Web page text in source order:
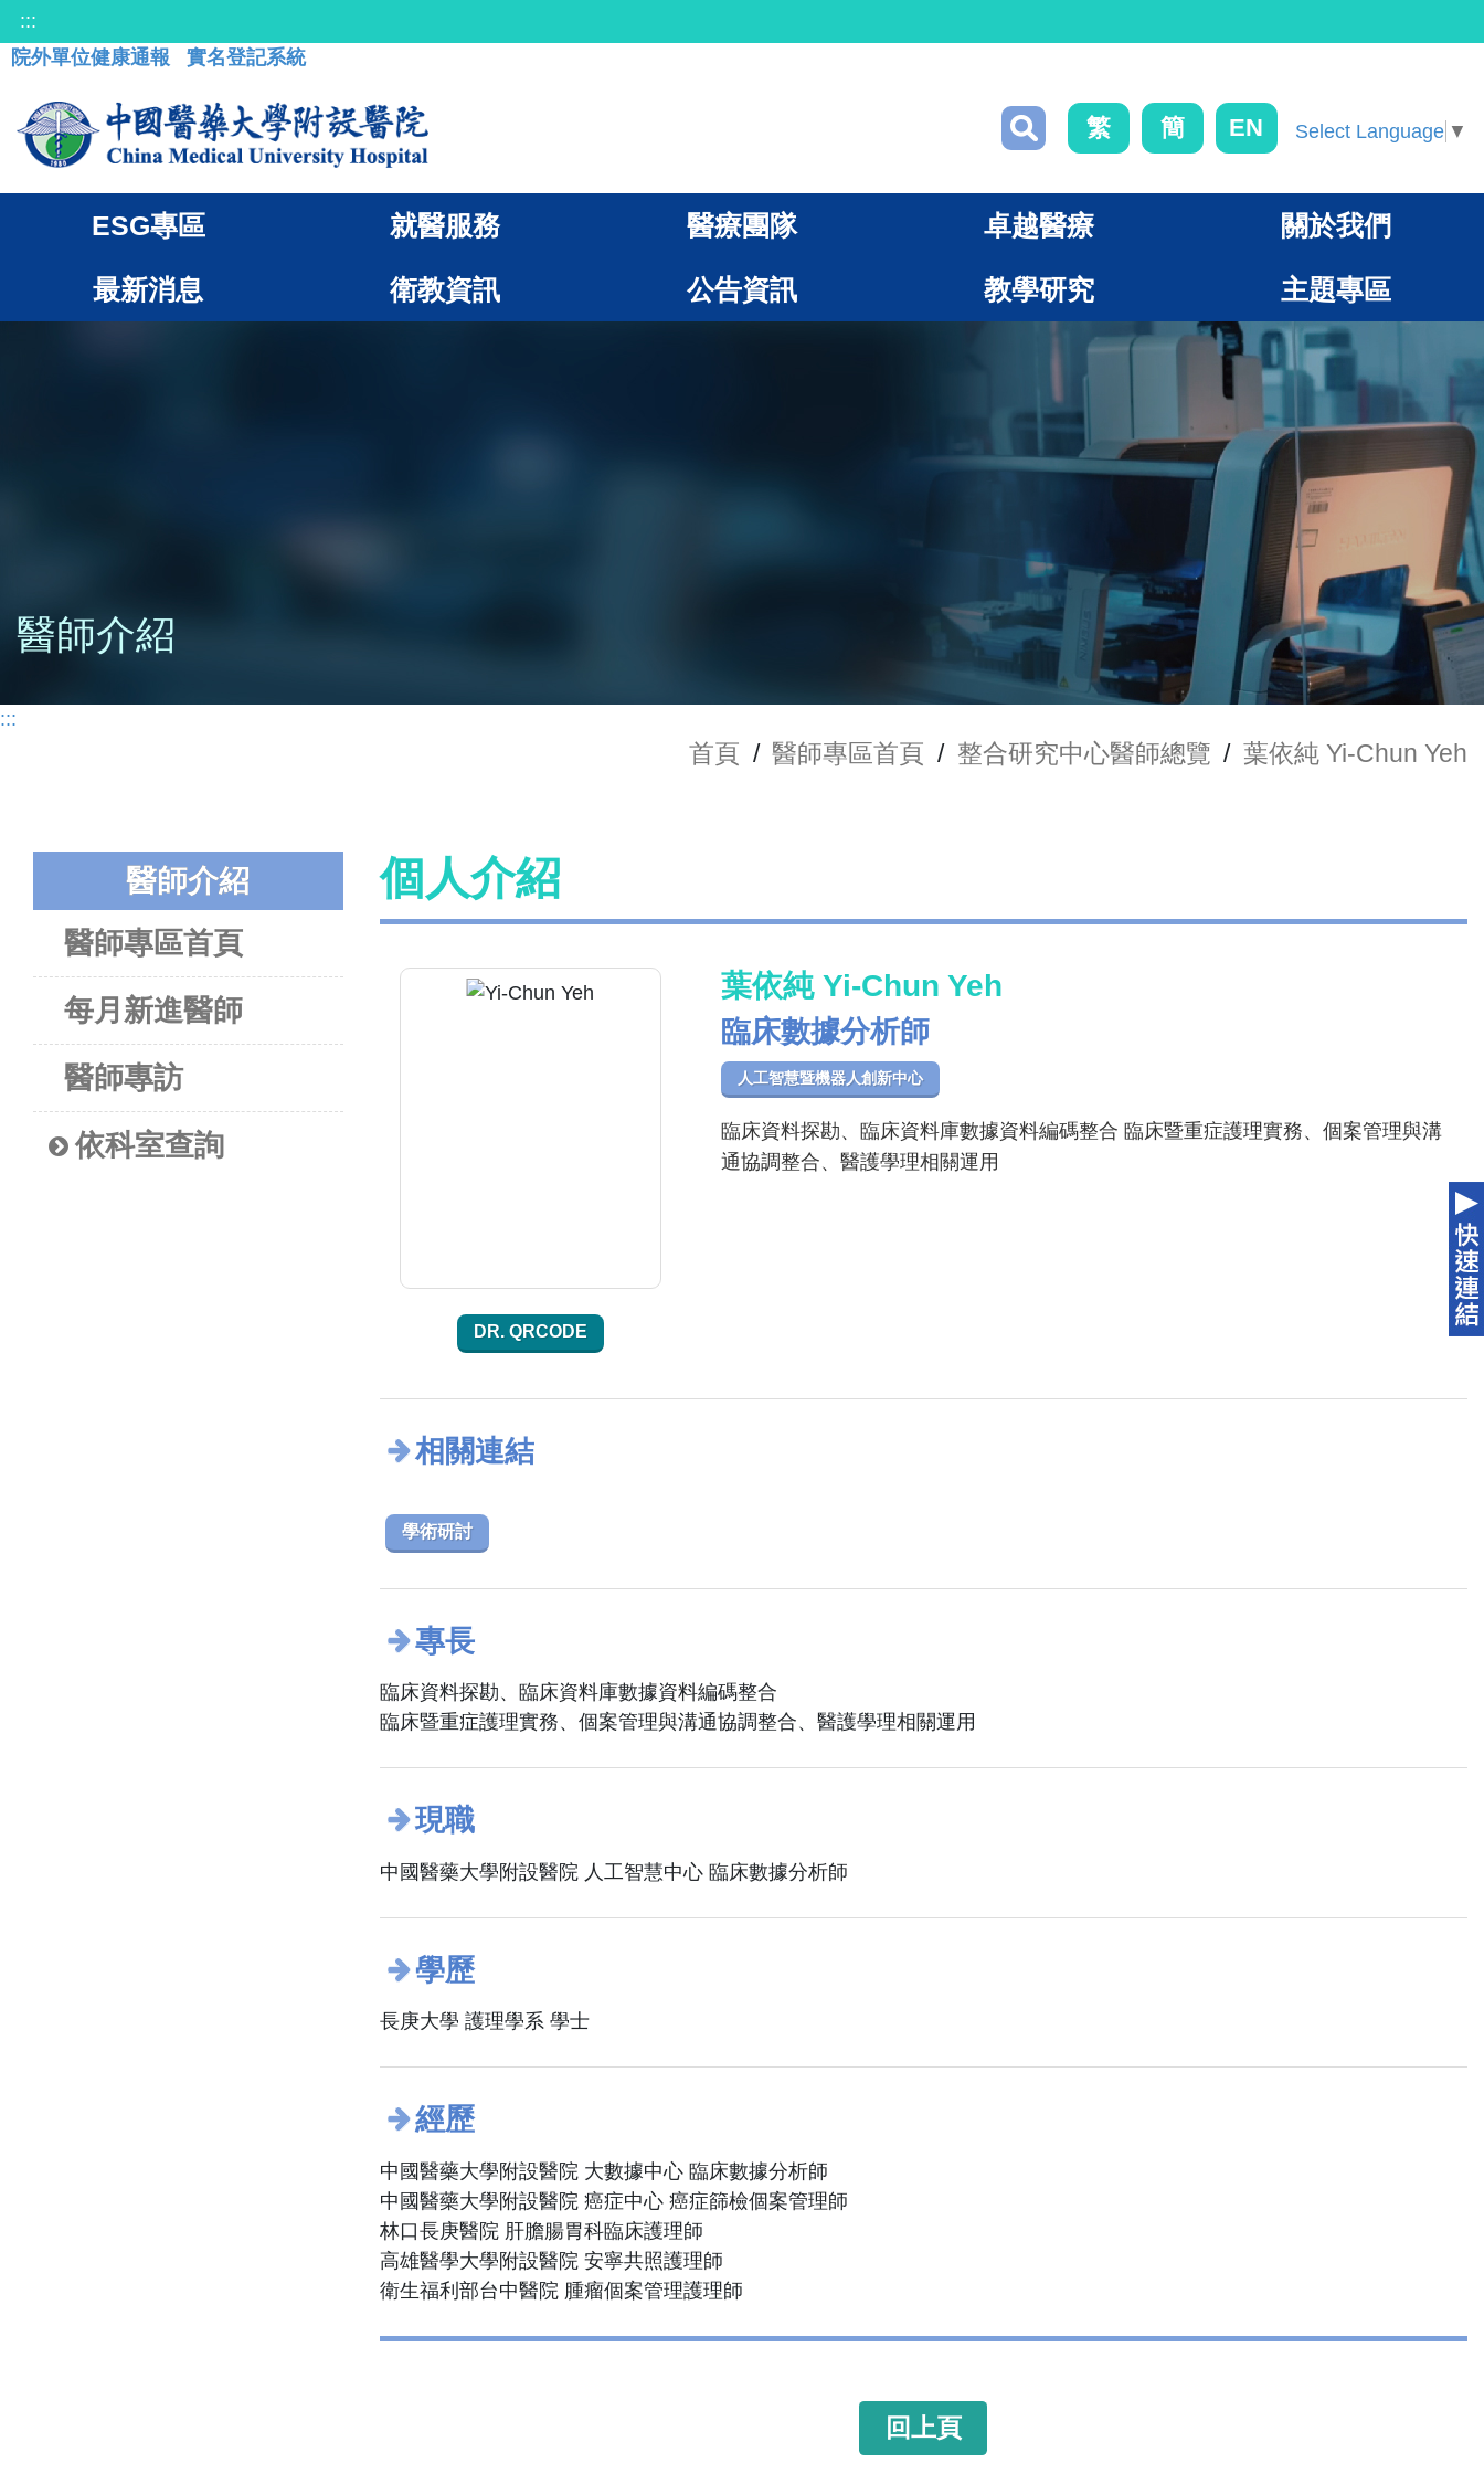
:::
院外單位健康通報
實名登記系統
繁 簡 EN Select Language ▼
ESG專區 就醫服務 醫療團隊 卓越醫療 關於我們
最新消息 衛教資訊 公告資訊 教學研究 主題專區
醫師介紹
:::
首頁 / 醫師專區首頁 / 整合研究中心醫師總覽 / 葉依純 Yi-Chun Yeh
醫師介紹
醫師專區首頁
每月新進醫師
醫師專訪
依科室查詢
個人介紹
DR. QRCODE
葉依純 Yi-Chun Yeh
臨床數據分析師
人工智慧暨機器人創新中心
臨床資料探勘、臨床資料庫數據資料編碼整合 臨床暨重症護理實務、個案管理與溝
通協調整合、醫護學理相關運用
相關連結
學術研討
專長
臨床資料探勘、臨床資料庫數據資料編碼整合
臨床暨重症護理實務、個案管理與溝通協調整合、醫護學理相關運用
現職
中國醫藥大學附設醫院 人工智慧中心 臨床數據分析師
學歷
長庚大學 護理學系 學士
經歷
中國醫藥大學附設醫院 大數據中心 臨床數據分析師
中國醫藥大學附設醫院 癌症中心 癌症篩檢個案管理師
林口長庚醫院 肝膽腸胃科臨床護理師
高雄醫學大學附設醫院 安寧共照護理師
衛生福利部台中醫院 腫瘤個案管理護理師
回上頁